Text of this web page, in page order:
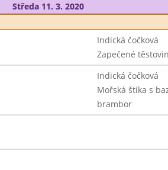
Středa 11. 3. 2020
Indická čočková
Zapečené
Indická čočková
Mořská štika s
brambor